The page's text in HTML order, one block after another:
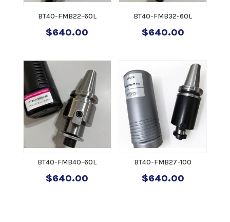
BT40-FMB22-60L
$640.00
BT40-FMB32-60L
$640.00
BT40-FMB40-60L
$640.00
BT40-FMB27-100
$640.00